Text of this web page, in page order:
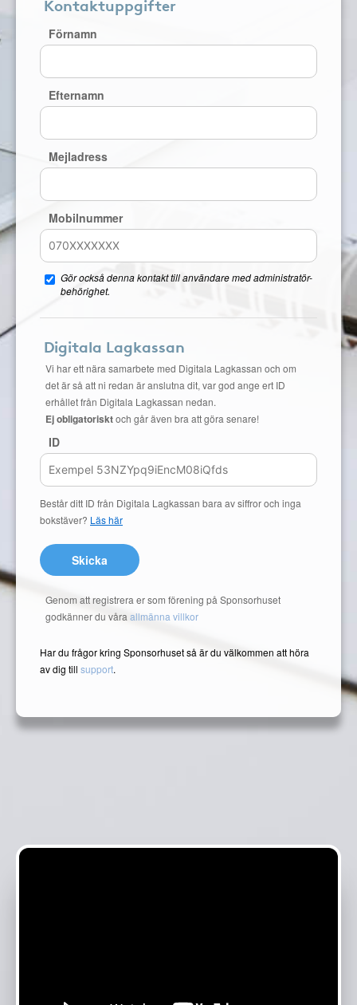
Kontaktuppgifter
Förnamn
Efternamn
Mejladress
Mobilnummer
Gör också denna kontakt till användare med administratör-
behörighet.
Digitala Lagkassan
Vi har ett nära samarbete med Digitala Lagkassan och om
det är så att ni redan är anslutna dit, var god ange ert ID
erhållet från Digitala Lagkassan nedan.
Ej obligatorisktoch går även bra att göra senare!
ID
Består ditt ID från Digitala Lagkassan bara av siffror och inga
bokstäver? Läs här
Skicka
Genom att registrera er som förening på Sponsorhuset
godkänner du våra allmänna villkor
Har du frågor kring Sponsorhuset så är du välkommen att höra
av dig till support.